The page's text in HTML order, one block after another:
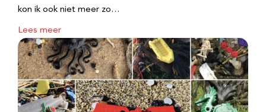
kon ik ook niet meer zo…
Lees meer